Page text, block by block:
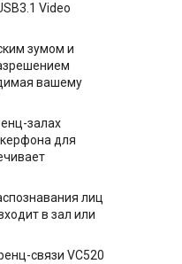
Video
зумом и
вашему
залах
для
лиц
в зал или
связи VC520